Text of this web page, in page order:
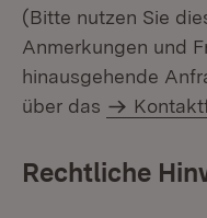
(Bitte nutzen Sie
Anmerkungen und
hinausgehende
über das
Rechtliche